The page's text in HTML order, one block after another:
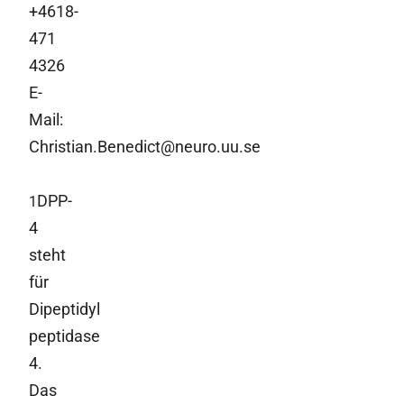
+4618-
471
4326
E-
Mail:
Christian.Benedict@neuro.uu.se
1 DPP-
4
steht
für
Dipeptidyl
peptidase
4.
Das